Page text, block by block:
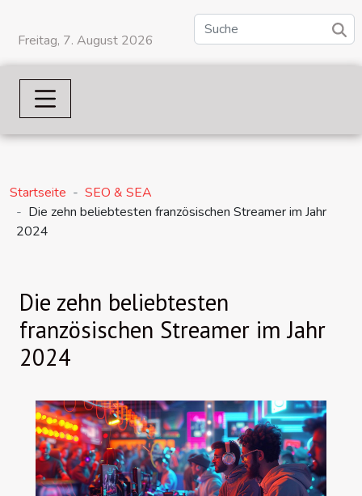
Freitag, 7. August 2026
Startseite
SEO & SEA
Die zehn beliebtesten französischen Streamer im Jahr
2024
Die zehn beliebtesten
französischen Streamer im Jahr
2024